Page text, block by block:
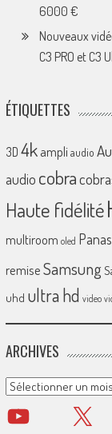
6000 €
Nouveaux
C3 PRO et C3
ÉTIQUETTES
3D 4k ampliaudio
audio cobra
Haute fidélité
multiroom oled
remiseSamsung
uhd ultra hd video
ARCHIVES
Archives
YouTube X